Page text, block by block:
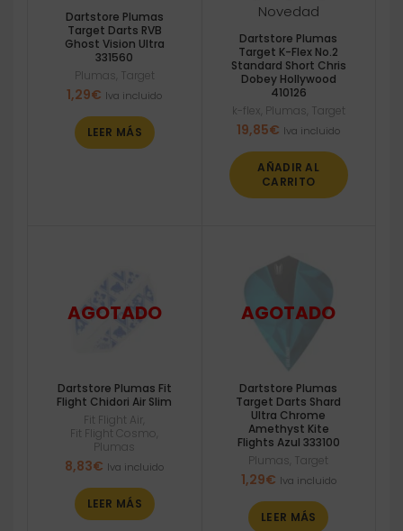
Dartstore Plumas
Target Darts RVB
Ghost Vision Ultra
331560
Plumas Target
1,29€ Iva incluido
LEER MÁS
Novedad
Dartstore Plumas
Target K-Flex No.2
Standard Short Chris
Dobey Hollywood
410126
k-flex Plumas Target
19,85€ Iva incluido
AÑADIR AL
CARRITO
Dartstore Plumas Fit
Flight Chidori Air Slim
Fit Flight Air
Fit Flight Cosmo
Plumas
8,83€ Iva incluido
LEER MÁS
Dartstore Plumas
Target Darts Shard
Ultra Chrome
Amethyst Kite
Flights Azul 333100
Plumas Target
1,29€ Iva incluido
LEER MÁS